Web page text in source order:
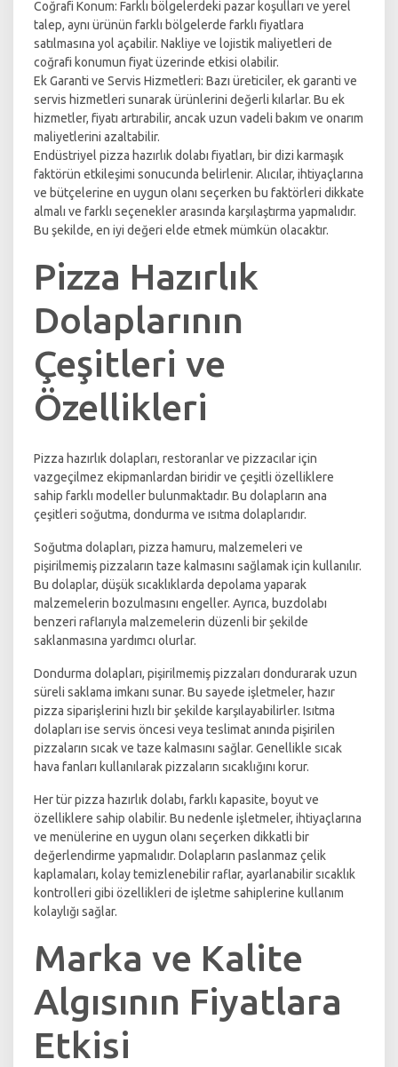
Coğrafi Konum: Farklı bölgelerdeki pazar koşulları ve yerel
talep, aynı ürünün farklı bölgelerde farklı fiyatlara
satılmasına yol açabilir. Nakliye ve lojistik maliyetleri de
coğrafi konumun fiyat üzerinde etkisi olabilir.
Ek Garanti ve Servis Hizmetleri: Bazı üreticiler, ek garanti ve
servis hizmetleri sunarak ürünlerini değerli kılarlar. Bu ek
hizmetler, fiyatı artırabilir, ancak uzun vadeli bakım ve onarım
maliyetlerini azaltabilir.
Endüstriyel pizza hazırlık dolabı fiyatları, bir dizi karmaşık
faktörün etkileşimi sonucunda belirlenir. Alıcılar, ihtiyaçlarına
ve bütçelerine en uygun olanı seçerken bu faktörleri dikkate
almalı ve farklı seçenekler arasında karşılaştırma yapmalıdır.
Bu şekilde, en iyi değeri elde etmek mümkün olacaktır.
Pizza Hazırlık
Dolaplarının
Çeşitleri ve
Özellikleri
Pizza hazırlık dolapları, restoranlar ve pizzacılar için
vazgeçilmez ekipmanlardan biridir ve çeşitli özelliklere
sahip farklı modeller bulunmaktadır. Bu dolapların ana
çeşitleri soğutma, dondurma ve ısıtma dolaplarıdır.
Soğutma dolapları, pizza hamuru, malzemeleri ve
pişirilmemiş pizzaların taze kalmasını sağlamak için kullanılır.
Bu dolaplar, düşük sıcaklıklarda depolama yaparak
malzemelerin bozulmasını engeller. Ayrıca, buzdolabı
benzeri raflarıyla malzemelerin düzenli bir şekilde
saklanmasına yardımcı olurlar.
Dondurma dolapları, pişirilmemiş pizzaları dondurarak uzun
süreli saklama imkanı sunar. Bu sayede işletmeler, hazır
pizza siparişlerini hızlı bir şekilde karşılayabilirler. Isıtma
dolapları ise servis öncesi veya teslimat anında pişirilen
pizzaların sıcak ve taze kalmasını sağlar. Genellikle sıcak
hava fanları kullanılarak pizzaların sıcaklığını korur.
Her tür pizza hazırlık dolabı, farklı kapasite, boyut ve
özelliklere sahip olabilir. Bu nedenle işletmeler, ihtiyaçlarına
ve menülerine en uygun olanı seçerken dikkatli bir
değerlendirme yapmalıdır. Dolapların paslanmaz çelik
kaplamaları, kolay temizlenebilir raflar, ayarlanabilir sıcaklık
kontrolleri gibi özellikleri de işletme sahiplerine kullanım
kolaylığı sağlar.
Marka ve Kalite
Algısının Fiyatlara
Etkisi